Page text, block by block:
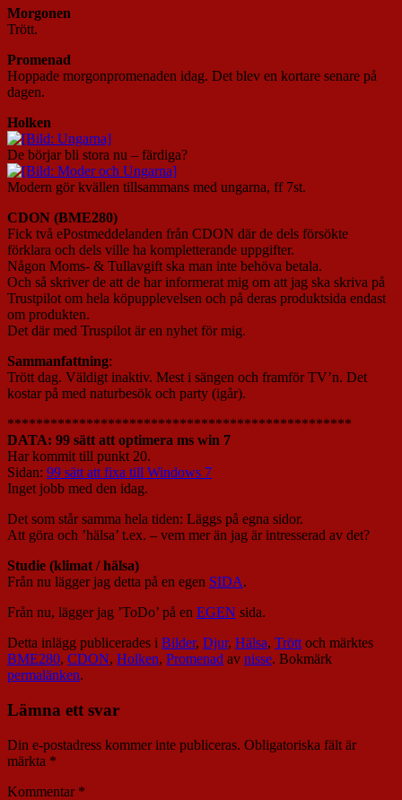
Morgonen
Trött.
Promenad
Hoppade morgonpromenaden idag. Det blev en kortare senare på
dagen.
Holken
De börjar bli stora nu – färdiga?
Modern gör kvällen tillsammans med ungarna, ff 7st.
CDON (BME280)
Fick två ePostmeddelanden från CDON där de dels försökte
förklara och dels ville ha kompletterande uppgifter.
Någon Moms- & Tullavgift ska man inte behöva betala.
Och så skriver de att de har informerat mig om att jag ska skriva på
Trustpilot om hela köpupplevelsen och på deras produktsida endast
om produkten.
Det där med Truspilot är en nyhet för mig.
Sammanfattning:
Trött dag. Väldigt inaktiv. Mest i sängen och framför TV’n. Det
kostar på med naturbesök och party (igår).
************************************************
DATA: 99 sätt att optimera ms win 7
Har kommit till punkt 20.
Sidan: 99 sätt att fixa till Windows 7
Inget jobb med den idag.
Det som står samma hela tiden: Läggs på egna sidor.
Att göra och ’hälsa’ t.ex. – vem mer än jag är intresserad av det?
Studie (klimat / hälsa)
Från nu lägger jag detta på en egen SIDA.
Från nu, lägger jag ’ToDo’ på en EGEN sida.
Detta inlägg publicerades i Bilder, Djur, Hälsa, Tröttoch märktes
BME280, CDON, Holken, Promenad av nisse. Bokmärk
permalänken.
Lämna ett svar
Din e-postadress kommer inte publiceras. Obligatoriska fält är
märkta *
Kommentar *